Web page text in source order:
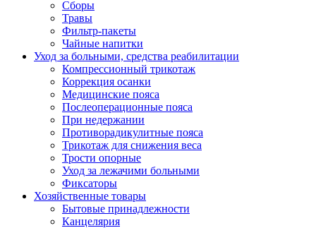
Сборы
Травы
Фильтр-пакеты
Чайные напитки
Уход за больными, средства реабилитации
Компрессионный трикотаж
Коррекция осанки
Медицинские пояса
Послеоперационные пояса
При недержании
Противорадикулитные пояса
Трикотаж для снижения веса
Трости опорные
Уход за лежачими больными
Фиксаторы
Хозяйственные товары
Бытовые принадлежности
Канцелярия